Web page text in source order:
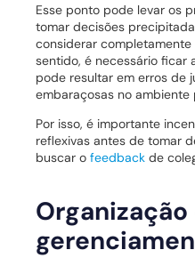
Esse ponto pode levar os
tomar decisões
considerar
sentido, é necessário ficar
pode resultar em erros de
embaraçosas no ambiente
Por isso, é importante
reflexivas antes de tomar
buscar o feedback de
Organização